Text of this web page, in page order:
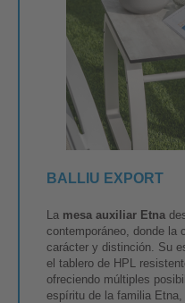
BALLIU EXPORT
La mesa auxiliar Etna
contemporáneo, donde la
carácter y distinción. Su
el tablero de HPL
ofreciendo múltiples
espíritu de la familia